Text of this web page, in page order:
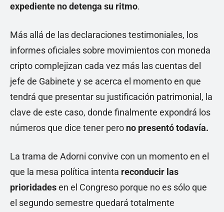
expediente no detenga su ritmo.
Más allá de las declaraciones testimoniales, los
informes oficiales sobre movimientos con moneda
cripto complejizan cada vez más las cuentas del
jefe de Gabinete y se acerca el momento en que
tendrá que presentar su justificación patrimonial, la
clave de este caso, donde finalmente expondrá los
números que dice tener pero no presentó todavía.
La trama de Adorni convive con un momento en el
que la mesa política intenta reconducir las
prioridadesen el Congreso porque no es sólo que
el segundo semestre quedará totalmente